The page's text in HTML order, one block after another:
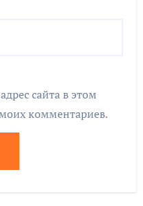
сайта в этом
комментариев.